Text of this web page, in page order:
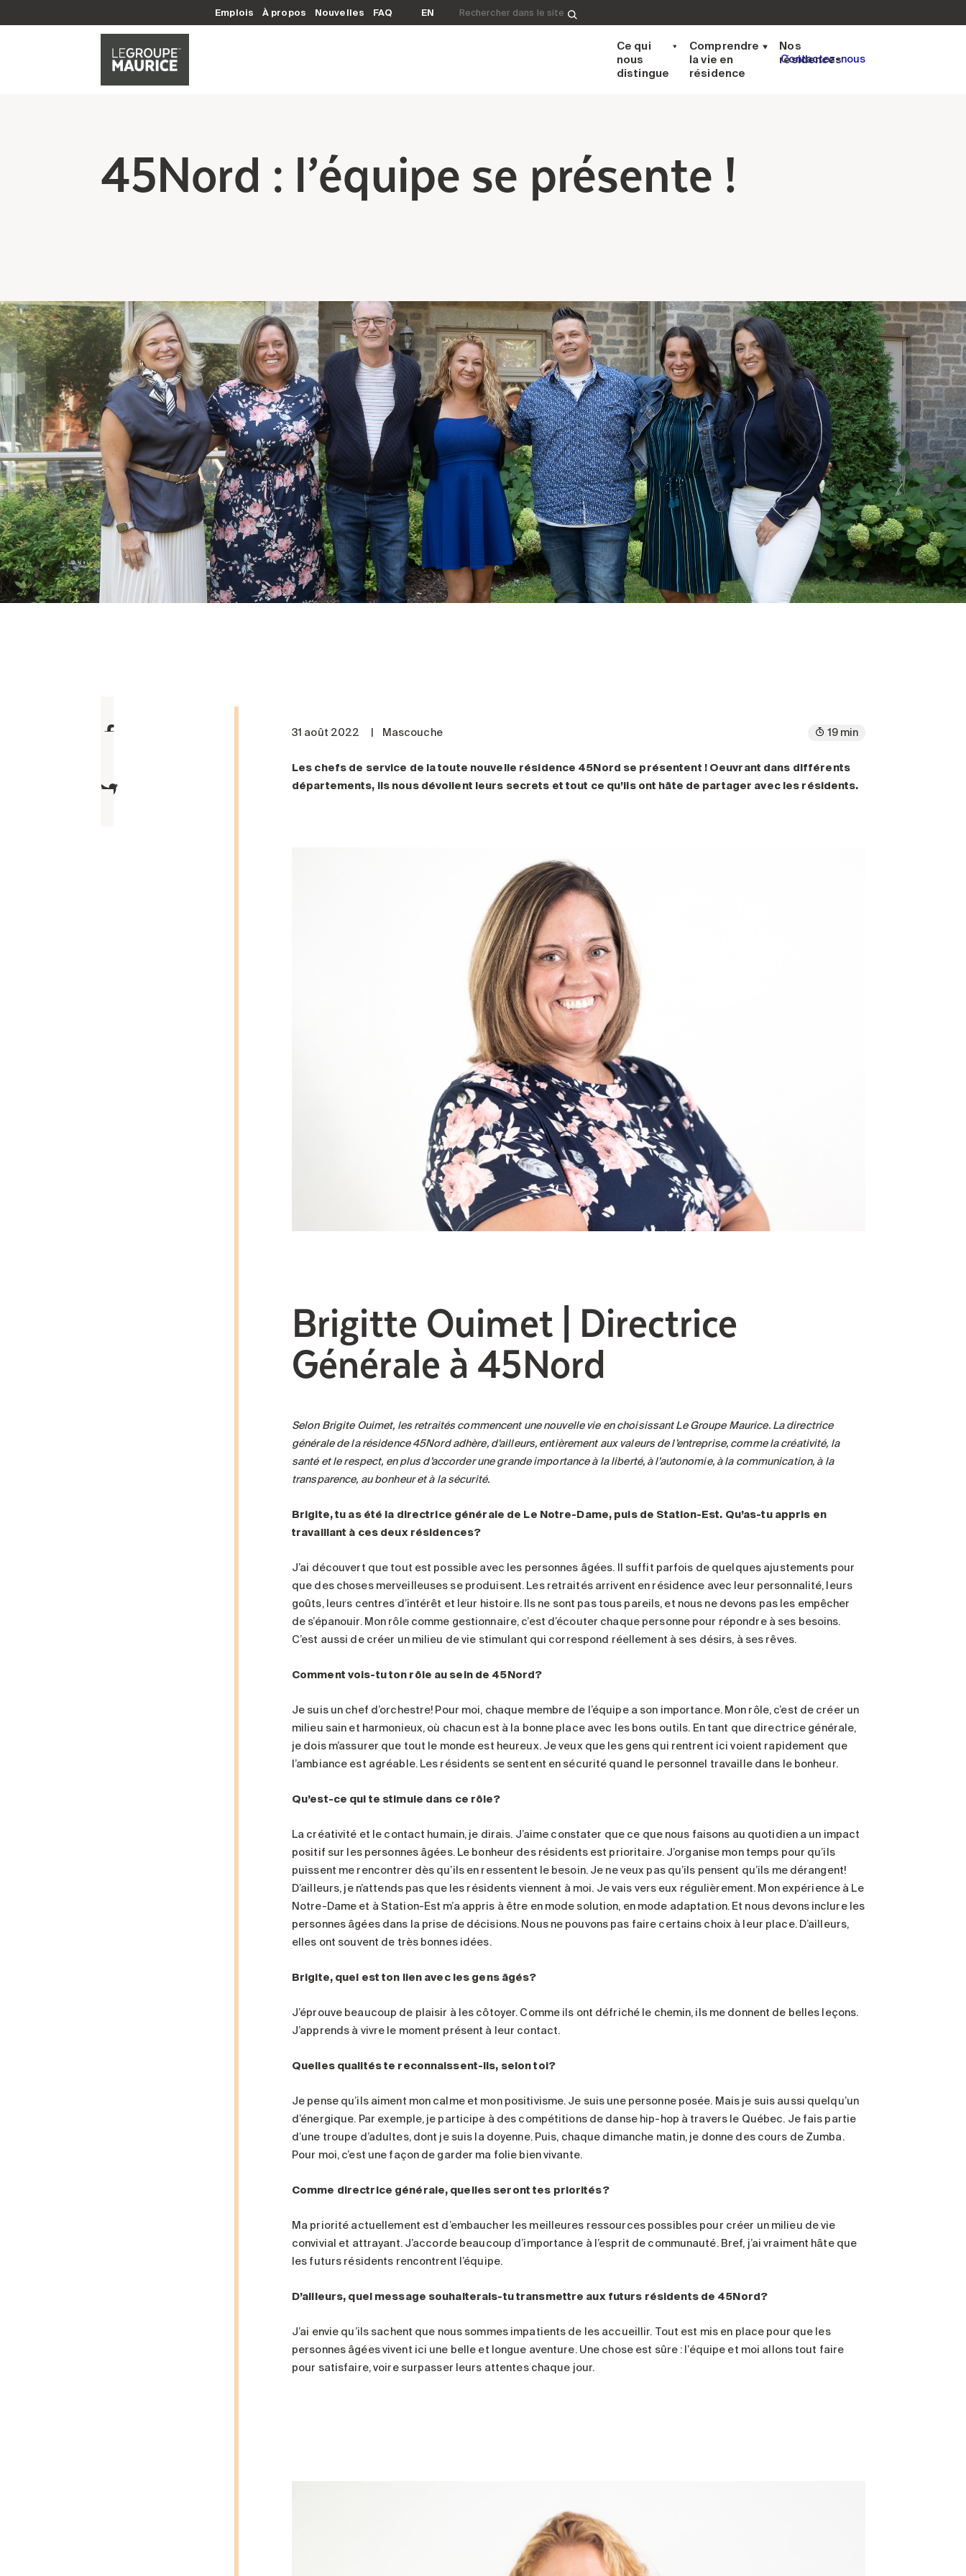
Emplois À propos Nouvelles FAQ EN Rechercher&nbsp;:
Ce qui
nous
distingue
Comprendre
la vie en
résidence
Nos
résidences
Contactez-nous
45Nord : l’équipe se présente !
31 août 2022 Mascouche 19 min
Les chefs de service de la toute nouvelle résidence 45Nord se présentent ! Oeuvrant dans différents
départements, ils nous dévoilent leurs secrets et tout ce qu’ils ont hâte de partager avec les résidents.
Brigitte Ouimet | Directrice
Générale à 45Nord
Selon Brigite Ouimet, les retraités commencent une nouvelle vie en choisissant Le Groupe Maurice. La directrice
générale de la résidence 45Nord adhère, d’ailleurs, entièrement aux valeurs de l’entreprise, comme la créativité, la
santé et le respect, en plus d’accorder une grande importance à la liberté, à l’autonomie, à la communication, à la
transparence, au bonheur et à la sécurité.
Brigite, tu as été la directrice générale de Le Notre-Dame, puis de Station-Est. Qu’as-tu appris en
travaillant à ces deux résidences?
J’ai découvert que tout est possible avec les personnes âgées. Il suffit parfois de quelques ajustements pour
que des choses merveilleuses se produisent. Les retraités arrivent en résidence avec leur personnalité, leurs
goûts, leurs centres d’intérêt et leur histoire. Ils ne sont pas tous pareils, et nous ne devons pas les empêcher
de s’épanouir. Mon rôle comme gestionnaire, c’est d’écouter chaque personne pour répondre à ses besoins.
C’est aussi de créer un milieu de vie stimulant qui correspond réellement à ses désirs, à ses rêves.
Comment vois-tu ton rôle au sein de 45Nord?
Je suis un chef d’orchestre! Pour moi, chaque membre de l’équipe a son importance. Mon rôle, c’est de créer un
milieu sain et harmonieux, où chacun est à la bonne place avec les bons outils. En tant que directrice générale,
je dois m’assurer que tout le monde est heureux. Je veux que les gens qui rentrent ici voient rapidement que
l’ambiance est agréable. Les résidents se sentent en sécurité quand le personnel travaille dans le bonheur.
Qu’est-ce qui te stimule dans ce rôle?
La créativité et le contact humain, je dirais. J’aime constater que ce que nous faisons au quotidien a un impact
positif sur les personnes âgées. Le bonheur des résidents est prioritaire. J’organise mon temps pour qu’ils
puissent me rencontrer dès qu’ils en ressentent le besoin. Je ne veux pas qu’ils pensent qu’ils me dérangent!
D’ailleurs, je n’attends pas que les résidents viennent à moi. Je vais vers eux régulièrement. Mon expérience à Le
Notre-Dame et à Station-Est m’a appris à être en mode solution, en mode adaptation. Et nous devons inclure les
personnes âgées dans la prise de décisions. Nous ne pouvons pas faire certains choix à leur place. D’ailleurs,
elles ont souvent de très bonnes idées.
Brigite, quel est ton lien avec les gens âgés?
J’éprouve beaucoup de plaisir à les côtoyer. Comme ils ont défriché le chemin, ils me donnent de belles leçons.
J’apprends à vivre le moment présent à leur contact.
Quelles qualités te reconnaissent-ils, selon toi?
Je pense qu’ils aiment mon calme et mon positivisme. Je suis une personne posée. Mais je suis aussi quelqu’un
d’énergique. Par exemple, je participe à des compétitions de danse hip-hop à travers le Québec. Je fais partie
d’une troupe d’adultes, dont je suis la doyenne. Puis, chaque dimanche matin, je donne des cours de Zumba.
Pour moi, c’est une façon de garder ma folie bien vivante.
Comme directrice générale, quelles seront tes priorités?
Ma priorité actuellement est d’embaucher les meilleures ressources possibles pour créer un milieu de vie
convivial et attrayant. J’accorde beaucoup d’importance à l’esprit de communauté. Bref, j’ai vraiment hâte que
les futurs résidents rencontrent l’équipe.
D’ailleurs, quel message souhaiterais-tu transmettre aux futurs résidents de 45Nord?
J’ai envie qu’ils sachent que nous sommes impatients de les accueillir. Tout est mis en place pour que les
personnes âgées vivent ici une belle et longue aventure. Une chose est sûre : l’équipe et moi allons tout faire
pour satisfaire, voire surpasser leurs attentes chaque jour.